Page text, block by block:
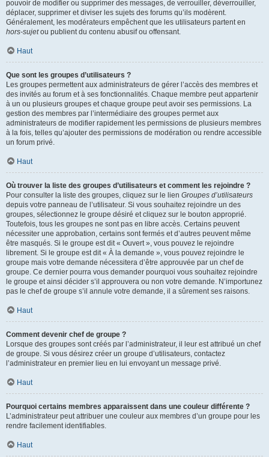
pouvoir de modifier ou supprimer des messages, de verrouiller, déverrouiller,
déplacer, supprimer et diviser les sujets des forums qu’ils modèrent.
Généralement, les modérateurs empêchent que les utilisateurs partent en
hors-sujetou publient du contenu abusif ou offensant.
Haut
Que sont les groupes d’utilisateurs ?
Les groupes permettent aux administrateurs de gérer l’accès des membres et
des invités au forum et à ses fonctionnalités. Chaque membre peut appartenir
à un ou plusieurs groupes et chaque groupe peut avoir ses permissions. La
gestion des membres par l’intermédiaire des groupes permet aux
administrateurs de modifier rapidement les permissions de plusieurs membres
à la fois, telles qu’ajouter des permissions de modération ou rendre accessible
un forum privé.
Haut
Où trouver la liste des groupes d’utilisateurs et comment les rejoindre ?
Pour consulter la liste des groupes, cliquez sur le lien Groupes d’utilisateurs
depuis votre panneau de l’utilisateur. Si vous souhaitez rejoindre un des
groupes, sélectionnez le groupe désiré et cliquez sur le bouton approprié.
Toutefois, tous les groupes ne sont pas en libre accès. Certains peuvent
nécessiter une approbation, certains sont fermés et d’autres peuvent même
être masqués. Si le groupe est dit « Ouvert », vous pouvez le rejoindre
librement. Si le groupe est dit « À la demande », vous pouvez rejoindre le
groupe mais votre demande nécessitera d’être approuvée par un chef de
groupe. Ce dernier pourra vous demander pourquoi vous souhaitez rejoindre
le groupe et ainsi décider s’il approuvera ou non votre demande. N’importunez
pas le chef de groupe s’il annule votre demande, il a sûrement ses raisons.
Haut
Comment devenir chef de groupe ?
Lorsque des groupes sont créés par l’administrateur, il leur est attribué un chef
de groupe. Si vous désirez créer un groupe d’utilisateurs, contactez
l’administrateur en premier lieu en lui envoyant un message privé.
Haut
Pourquoi certains membres apparaissent dans une couleur différente ?
L’administrateur peut attribuer une couleur aux membres d’un groupe pour les
rendre facilement identifiables.
Haut